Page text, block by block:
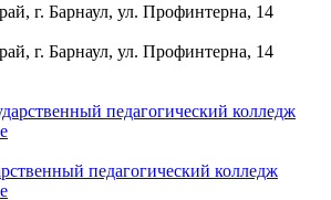
г. Барнаул, ул. Профинтерна, 14
г. Барнаул, ул. Профинтерна, 14
педагогический колледж